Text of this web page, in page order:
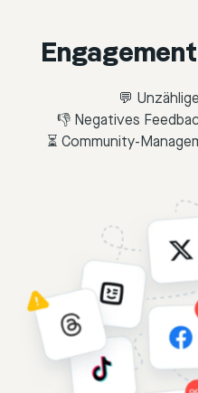
💬
👎 Negatives
⏳ Community-